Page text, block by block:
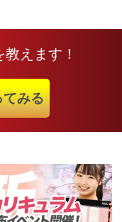
えます！
てみる